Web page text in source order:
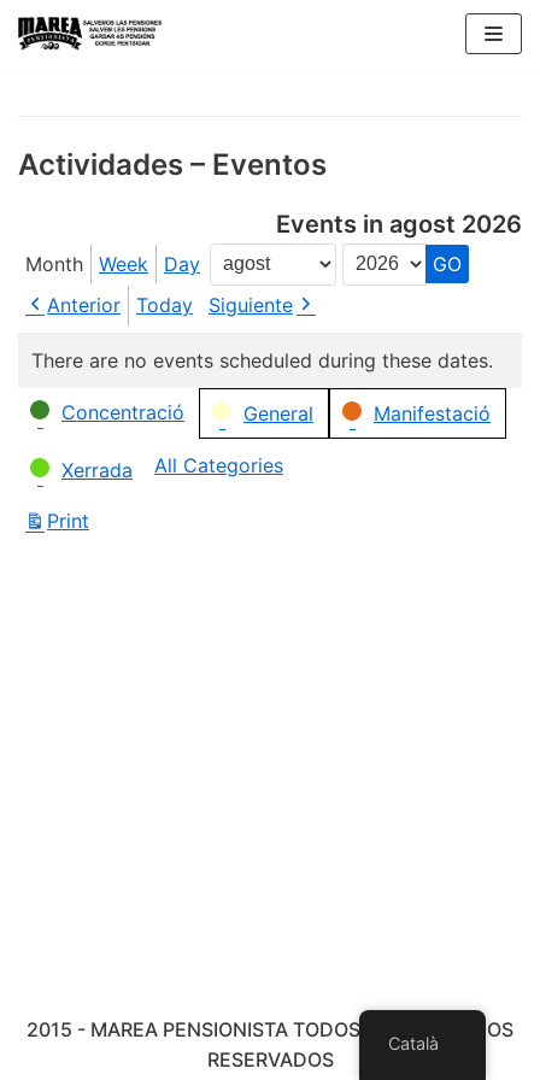
Skip
Actividades – Eventos
Events in agost 2026
Month Week Day
Month
Year
Anterior
Today Siguiente
There are no events scheduled during these dates.
Categories
Concentració General Manifestació
Xerrada All Categories
Print
2015 - MAREA PENSIONISTA TODOS LOS DERECHOS
RESERVADOS
Català